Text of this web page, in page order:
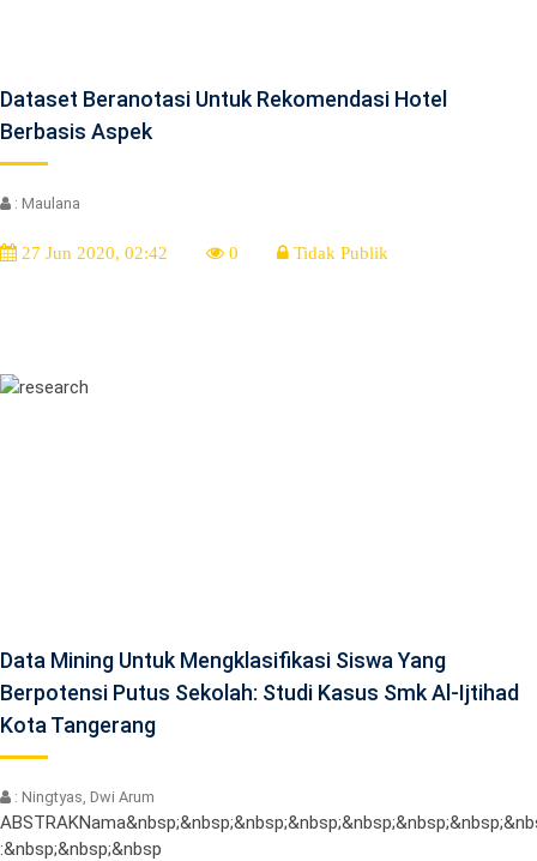
Dataset Beranotasi Untuk Rekomendasi Hotel
Berbasis Aspek
: Maulana
27 Jun 2020, 02:42 0 Tidak Publik
Data Mining Untuk Mengklasifikasi Siswa Yang
Berpotensi Putus Sekolah: Studi Kasus Smk Al-Ijtihad
Kota Tangerang
: Ningtyas, Dwi Arum
:&nbsp;&nbsp;&nbsp